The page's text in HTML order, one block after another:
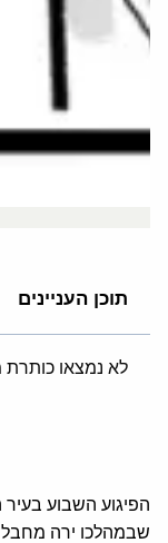
תוכן העניינים
לא נמצאו
הפיגוע השבוע
שבמהלכו ירה מחבל